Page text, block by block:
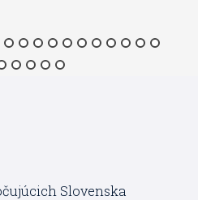
Slovenska